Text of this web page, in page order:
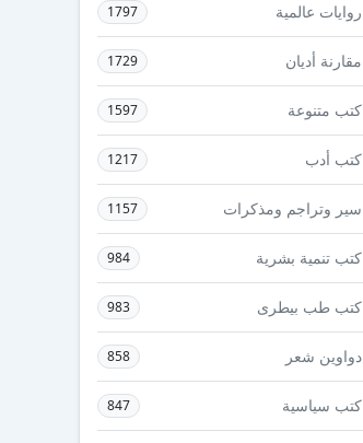
روايات عالمية 1797
مقارنة أديان 1729
كتب متنوعة 1597
كتب أدب 1217
سير وتراجم ومذكرات 1157
كتب تنمية بشرية 984
كتب طب بيطرى 983
دواوين شعر 858
كتب سياسية 847